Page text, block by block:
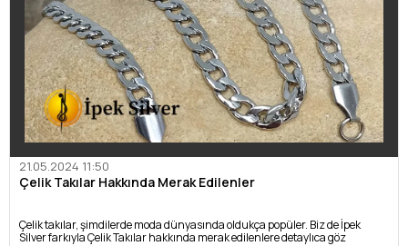
21.05.2024 11:50
Çelik Takılar Hakkında Merak Edilenler
Çelik takılar, şimdilerde moda dünyasında oldukça popüler. Biz de İpek
Silver farkıyla Çelik Takılar hakkında merak edilenlere detaylıca göz